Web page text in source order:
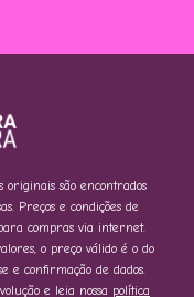
são encontrados
Preços e condições de
compras via internet.
o preço válido é o do
e confirmação de dados.
e leia nossa política